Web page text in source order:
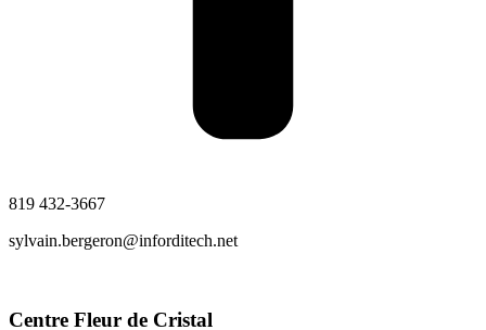
819 432-3667
sylvain.bergeron@inforditech.net
Centre Fleur de Cristal